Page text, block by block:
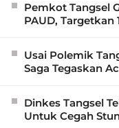
Pemkot Tangsel
PAUD, Targetkan
Usai Polemik
Saga Tegaskan
Dinkes Tangsel
Untuk Cegah